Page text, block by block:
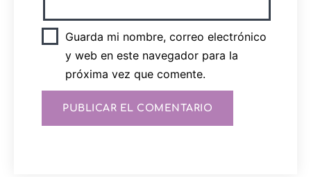
Guarda mi nombre, correo electrónico
y web en este navegador para la
próxima vez que comente.